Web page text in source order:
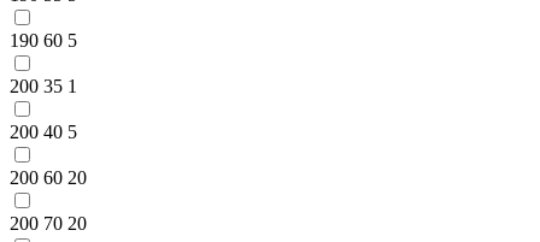
190 60 5
200 35 1
200 40 5
200 60 20
200 70 20